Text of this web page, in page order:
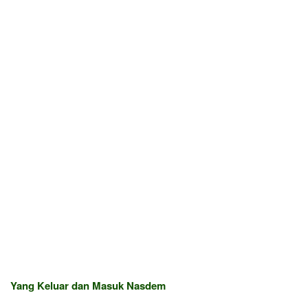
Yang Keluar dan Masuk Nasdem